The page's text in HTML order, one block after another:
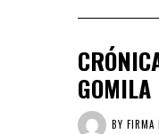
GOMILA
BY FIRMA